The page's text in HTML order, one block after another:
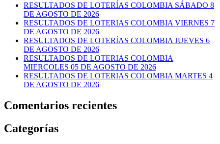
RESULTADOS DE LOTERÍAS COLOMBIA SÁBADO 8
DE AGOSTO DE 2026
RESULTADOS DE LOTERIAS COLOMBIA VIERNES 7
DE AGOSTO DE 2026
RESULTADOS DE LOTERÍAS COLOMBIA JUEVES 6
DE AGOSTO DE 2026
RESULTADOS DE LOTERIAS COLOMBIA
MIERCOLES 05 DE AGOSTO DE 2026
RESULTADOS DE LOTERIAS COLOMBIA MARTES 4
DE AGOSTO DE 2026
Comentarios recientes
Categorías